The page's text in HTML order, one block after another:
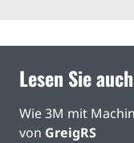
Lesen Sie
Wie 3M mit
von GreigRS